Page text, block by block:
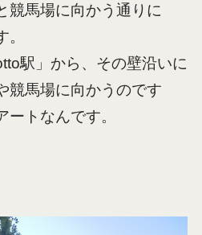
競馬場に向かう通りに
駅」から、その壁沿いに
競馬場に向かうのです
トなんです。